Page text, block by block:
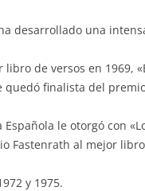
desarrollado una
de versos en 1969,
quedó finalista del
Española le otorgó con
Fastenrath al mejor
y 1975.